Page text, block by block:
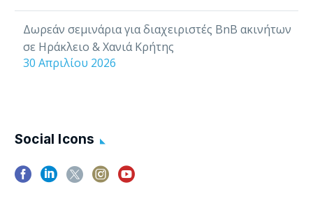
Δωρεάν σεμινάρια για διαχειριστές BnB ακινήτων
σε Ηράκλειο & Χανιά Κρήτης
30 Απριλίου 2026
Social Icons